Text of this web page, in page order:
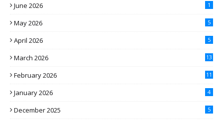
June 2026 1
May 2026 5
April 2026 5
March 2026 13
February 2026 11
January 2026 4
December 2025 5